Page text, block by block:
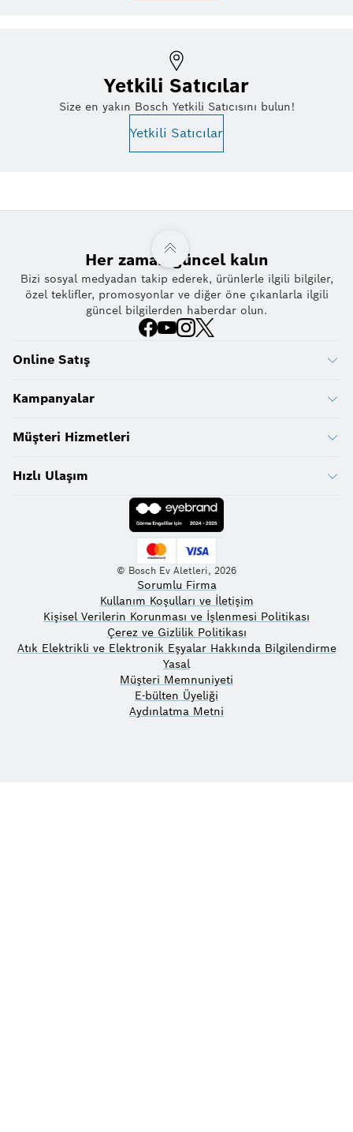
Yetkili Satıcılar
Size en yakın Bosch Yetkili Satıcısını bulun!
Yetkili Satıcılar
Her zaman güncel kalın
Bizi sosyal medyadan takip ederek, ürünlerle ilgili bilgiler,
özel teklifler, promosyonlar ve diğer öne çıkanlarla ilgili
güncel bilgilerden haberdar olun.
Online Satış
Kampanyalar
Müşteri Hizmetleri
Hızlı Ulaşım
© Bosch Ev Aletleri, 2026
Sorumlu Firma
Kullanım Koşulları ve İletişim
Kişisel Verilerin Korunması ve İşlenmesi Politikası
Çerez ve Gizlilik Politikası
Atık Elektrikli ve Elektronik Eşyalar Hakkında Bilgilendirme
Yasal
Müşteri Memnuniyeti
E-bülten Üyeliği
Aydınlatma Metni